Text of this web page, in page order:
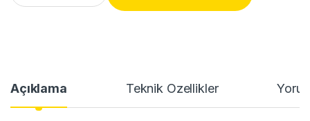
Açıklama Teknik Özellikler